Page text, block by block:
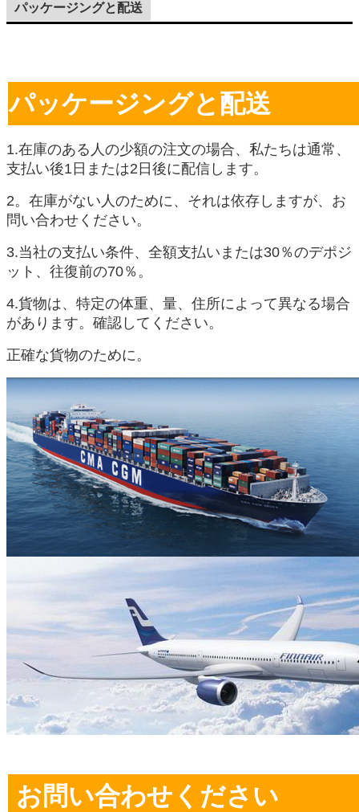
パッケージングと配送
パッケージングと配送
1.在庫のある人の少額の注文の場合、私たちは通常、
支払い後1日または2日後に配信します。
2。在庫がない人のために、それは依存しますが、お
問い合わせください。
3.当社の支払い条件、全額支払いまたは30％のデポジ
ット、往復前の70％。
4.貨物は、特定の体重、量、住所によって異なる場合
があります。確認してください。
正確な貨物のために。
お問い合わせください